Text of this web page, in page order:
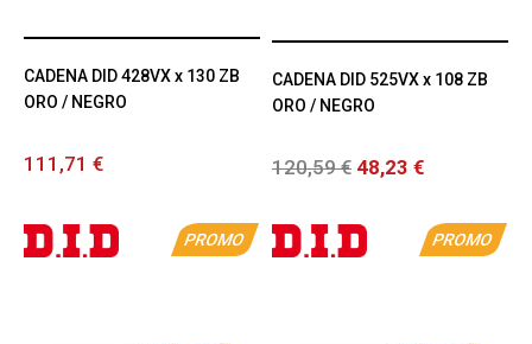
CADENA DID 428VX x 130 ZB
ORO / NEGRO
111,71 €
CADENA DID 525VX x 108 ZB
ORO / NEGRO
120,59 € 48,23 €
PROMO PROMO